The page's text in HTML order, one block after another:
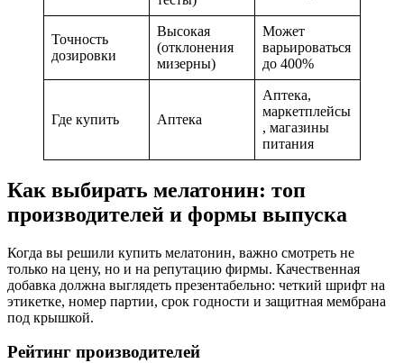
Точность
дозировки
Высокая
(отклонения
мизерны)
Может
варьироваться
до 400%
Где купить Аптека
Аптека,
маркетплейсы
, магазины
питания
Как выбирать мелатонин: топ
производителей и формы выпуска
Когда вы решили купить мелатонин, важно смотреть не
только на цену, но и на репутацию фирмы. Качественная
добавка должна выглядеть презентабельно: четкий шрифт на
этикетке, номер партии, срок годности и защитная мембрана
под крышкой.
Рейтинг производителей